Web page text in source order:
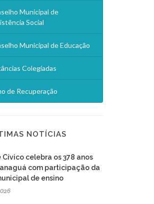
Municipal de
Social
Municipal de Educação
Colegiadas
de Recuperação
NOTÍCIAS
Cívico celebra os 378 anos
com participação da
de ensino